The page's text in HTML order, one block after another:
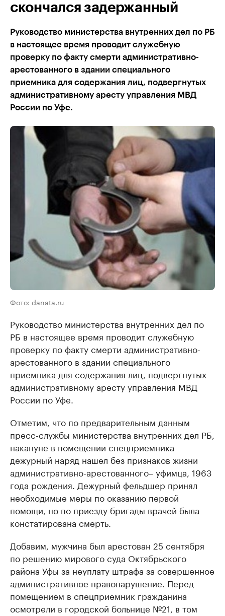
скончался задержанный
Руководство министерства внутренних дел по РБ
в настоящее время проводит служебную
проверку по факту смерти административно-
арестованного в здании специального
приемника для содержания лиц, подвергнутых
административному аресту управления МВД
России по Уфе.
Фото: danata.ru
Руководство министерства внутренних дел по
РБ в настоящее время проводит служебную
проверку по факту смерти административно-
арестованного в здании специального
приемника для содержания лиц, подвергнутых
административному аресту управления МВД
России по Уфе.
Отметим, что по предварительным данным
пресс-службы министерства внутренних дел РБ,
накануне в помещении спецприемника
дежурный наряд нашел без признаков жизни
административно-арестованного– уфимца, 1963
года рождения. Дежурный фельдшер принял
необходимые меры по оказанию первой
помощи, но по приезду бригады врачей была
констатирована смерть.
Добавим, мужчина был арестован 25 сентября
по решению мирового суда Октябрьского
района Уфы за неуплату штрафа за совершенное
административное правонарушение. Перед
помещением в спецприемник гражданина
осмотрели в городской больнице №21, в том